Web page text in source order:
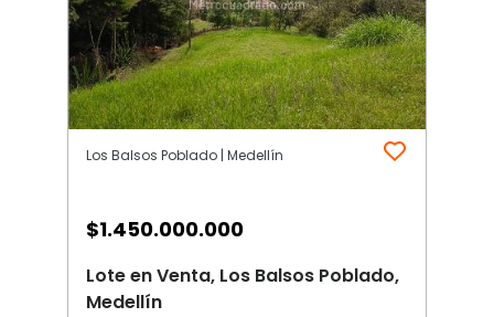
Los Balsos Poblado | Medellín
$1.450.000.000
Lote en Venta, Los Balsos Poblado,
Medellín